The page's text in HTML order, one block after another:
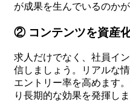
が成果を生んでいるのか
② コンテンツを資産
求人だけでなく、社員イ
信しましょう。リアルな
エントリー率を高めます
り長期的な効果を発揮しま